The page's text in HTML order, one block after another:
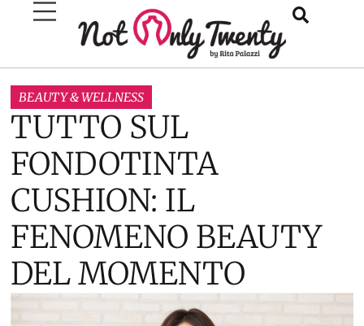
BEAUTY & WELLNESS
TUTTO SUL
FONDOTINTA
CUSHION: IL
FENOMENO BEAUTY
DEL MOMENTO